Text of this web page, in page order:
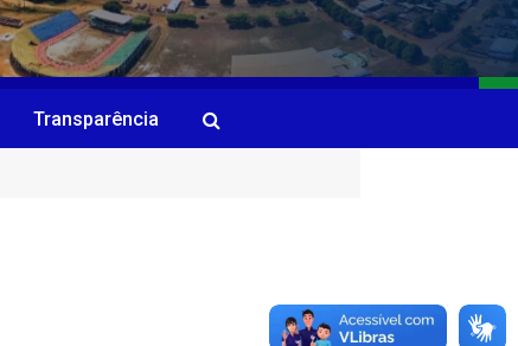
Transparência